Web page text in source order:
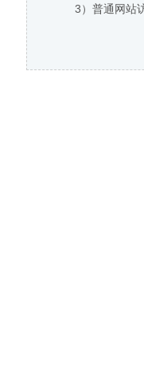
3）普通网站